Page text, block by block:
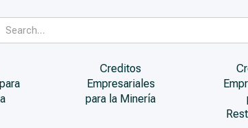
Creditos
Empresariales
para la Minería